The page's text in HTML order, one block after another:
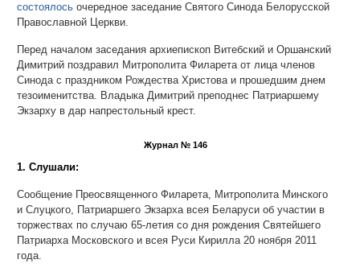
состоялось очередное заседание Святого Синода Белорусской
Православной Церкви.
Перед началом заседания архиепископ Витебский и Оршанский
Димитрий поздравил Митрополита Филарета от лица членов
Синода с праздником Рождества Христова и прошедшим днем
тезоименитства. Владыка Димитрий преподнес Патриаршему
Экзарху в дар напрестольный крест.
Журнал № 146
1. Слушали:
Сообщение Преосвященного Филарета, Митрополита Минского
и Слуцкого, Патриаршего Экзарха всея Беларуси об участии в
торжествах по случаю 65-летия со дня рождения Святейшего
Патриарха Московского и всея Руси Кирилла 20 ноября 2011
года.